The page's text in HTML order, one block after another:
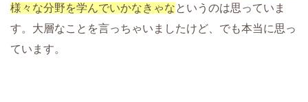
様々な分野を学んでいかなきゃなというのは思っていま
す。大層なことを言っちゃいましたけど、でも本当に思っ
ています。